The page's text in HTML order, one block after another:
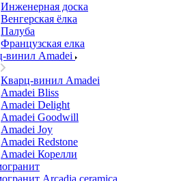
Инженерная доска
Венгерская ёлка
Палуба
Французская елка
винил Amadei
Кварц-винил Amadei
Amadei Bliss
Amadei Delight
Amadei Goodwill
Amadei Joy
Amadei Redstone
Amadei Корелли
Arcadia ceramica